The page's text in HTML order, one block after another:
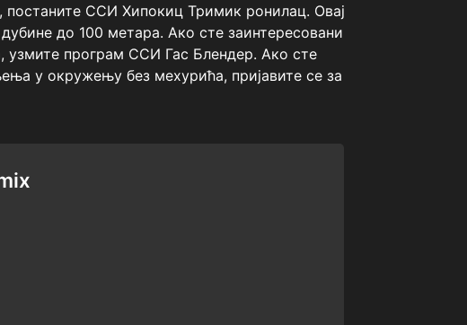
ССИ Хипокиц Тримик ронилац. Овај
до 100 метара. Ако сте заинтересовани
узмите програм ССИ Гас Блендер. Ако сте
у окружењу без мехурића, пријавите се за